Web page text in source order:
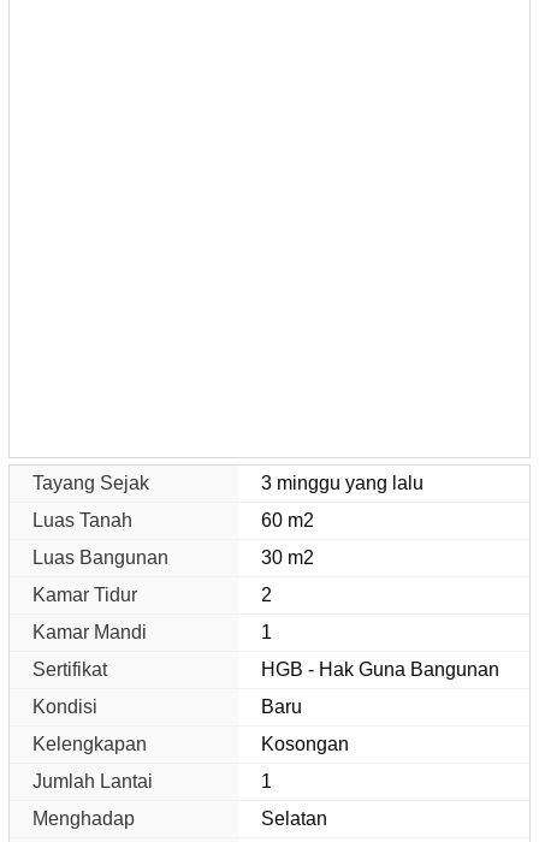
Tayang Sejak
3 minggu yang lalu
Luas Tanah
60 m2
Luas Bangunan
30 m2
Kamar Tidur
2
Kamar Mandi
1
Sertifikat
HGB - Hak Guna Bangunan
Kondisi
Baru
Kelengkapan
Kosongan
Jumlah Lantai
1
Menghadap
Selatan